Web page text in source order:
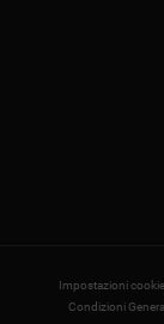
Impostazioni
Condizioni